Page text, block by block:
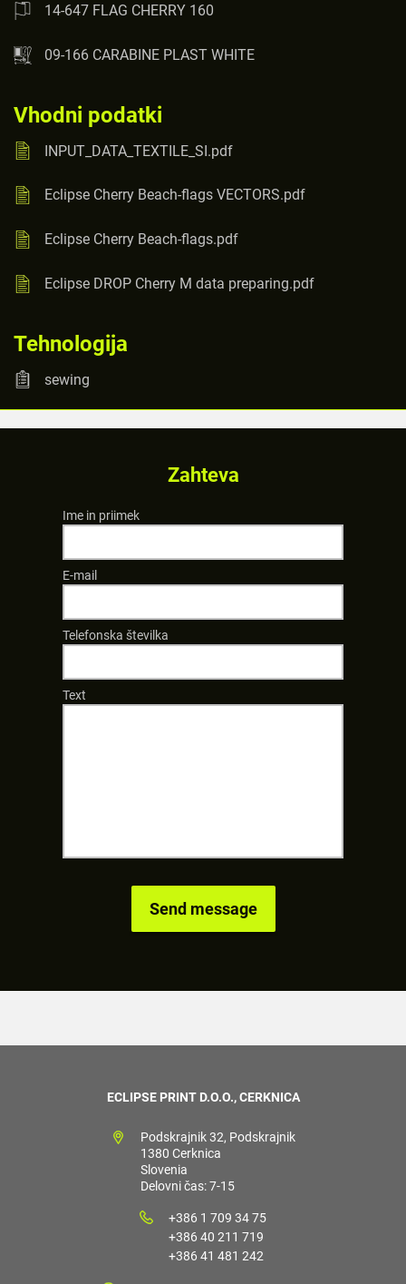
14-647 FLAG CHERRY 160
09-166 CARABINE PLAST WHITE
Vhodni podatki
INPUT_DATA_TEXTILE_SI.pdf
Eclipse Cherry Beach-flags VECTORS.pdf
Eclipse Cherry Beach-flags.pdf
Eclipse DROP Cherry M data preparing.pdf
Tehnologija
sewing
Zahteva
Ime in priimek
E-mail
Telefonska številka
Text
ECLIPSE PRINT D.O.O., CERKNICA
Podskrajnik 32, Podskrajnik
1380 Cerknica
Slovenia
Delovni čas: 7-15
+386 1 709 34 75
+386 40 211 719
+386 41 481 242